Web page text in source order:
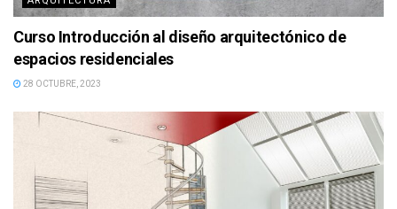
Curso Introducción al diseño arquitectónico de
espacios residenciales
28 OCTUBRE, 2023